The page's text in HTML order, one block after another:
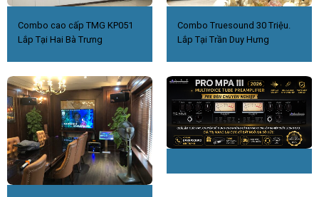
Combo cao cấp TMG KP051
Lắp Tại Hai Bà Trưng
Combo Truesound 30 Triệu.
Lắp Tại Trần Duy Hưng